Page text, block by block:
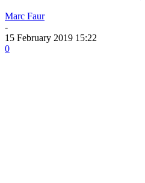
Marc Faur
-
15 February 2019 15:22
0